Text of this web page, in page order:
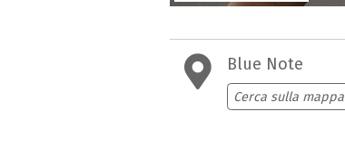
Blue Note
Cerca sulla mappa